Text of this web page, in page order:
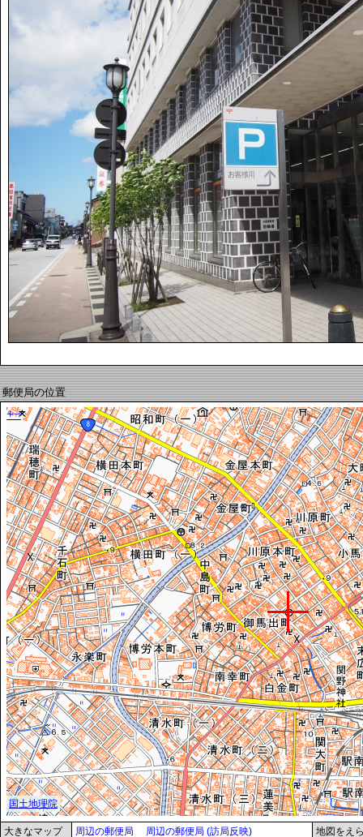
郵便局の位置
大きなマップ 周辺の郵便局 周辺の郵便局 (訪局反映) 地図をえ